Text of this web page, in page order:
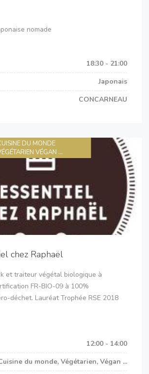
nomade
18:30 - 21:00
Japonais
CONCARNEAU
DU MONDE
VÉGAN ...
chez Raphaël
et traiteur végétal biologique à
FR-BIO-09 à 100%
déchet. Lauréat Trophée RSE 2018
12:00 - 14:00
du monde, Végétarien, Végan ...